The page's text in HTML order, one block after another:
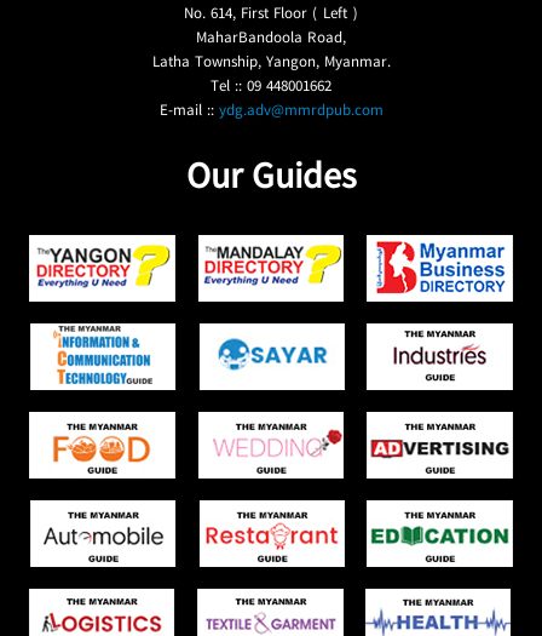
No. 614, First Floor ( Left )
MaharBandoola Road,
Latha Township, Yangon, Myanmar.
Tel :: 09 448001662
E-mail ::ydg.adv@mmrdpub.com
Our Guides